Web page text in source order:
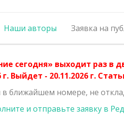
Наши авторы Заявка на
сегодня» выходит раз в
Выйдет - 20.11.2026 г.
в ближайшем номере, не
и отправьте заявку в